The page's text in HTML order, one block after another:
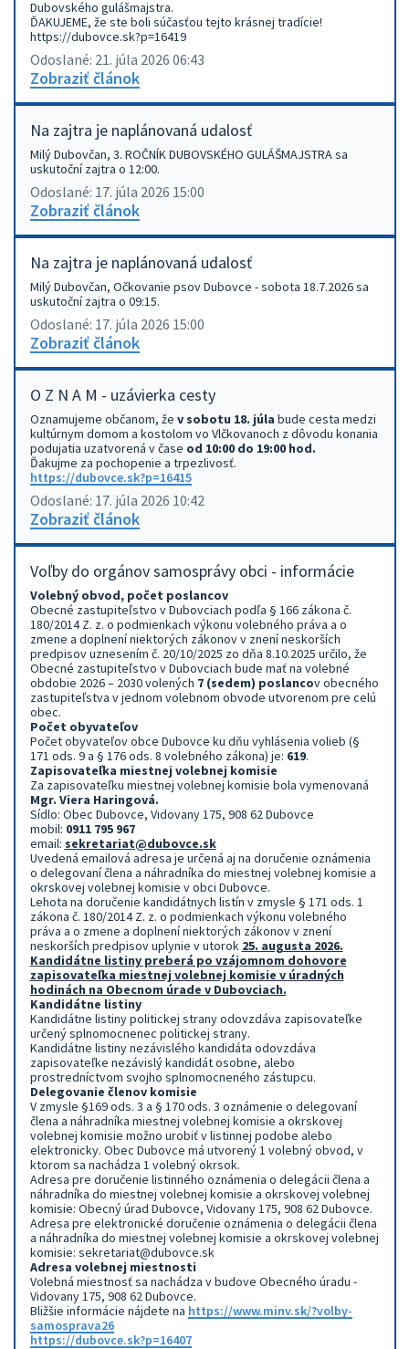
Dubovského gulášmajstra.
ĎAKUJEME, že ste boli súčasťou tejto krásnej tradície!
https://dubovce.sk?p=16419
Odoslané: 21. júla 2026 06:43
Zobraziť článok
Na zajtra je naplánovaná udalosť
Milý Dubovčan, 3. ROČNÍK DUBOVSKÉHO GULÁŠMAJSTRA sa
uskutoční zajtra o 12:00.
Odoslané: 17. júla 2026 15:00
Zobraziť článok
Na zajtra je naplánovaná udalosť
Milý Dubovčan, Očkovanie psov Dubovce - sobota 18.7.2026 sa
uskutoční zajtra o 09:15.
Odoslané: 17. júla 2026 15:00
Zobraziť článok
O Z N A M - uzávierka cesty
Oznamujeme občanom, že v sobotu 18. júla bude cesta medzi
kultúrnym domom a kostolom vo Vlčkovanoch z dôvodu konania
podujatia uzatvorená v čase od 10:00 do 19:00 hod.
Ďakujme za pochopenie a trpezlivosť.
https://dubovce.sk?p=16415
Odoslané: 17. júla 2026 10:42
Zobraziť článok
Voľby do orgánov samosprávy obci - informácie
Volebný obvod, počet poslancov
Obecné zastupiteľstvo v Dubovciach podľa § 166 zákona č.
180/2014 Z. z. o podmienkach výkonu volebného práva a o
zmene a doplnení niektorých zákonov v znení neskorších
predpisov uznesením č. 20/10/2025 zo dňa 8.10.2025 určilo, že
Obecné zastupiteľstvo v Dubovciach bude mať na volebné
obdobie 2026 – 2030 volených 7 (sedem) poslancov obecného
zastupiteľstva v jednom volebnom obvode utvorenom pre celú
obec.
Počet obyvateľov
Počet obyvateľov obce Dubovce ku dňu vyhlásenia volieb (§
171 ods. 9 a § 176 ods. 8 volebného zákona) je: 619.
Zapisovateľka miestnej volebnej komisie
Za zapisovateľku miestnej volebnej komisie bola vymenovaná
Mgr. Viera Haringová.
Sídlo: Obec Dubovce, Vidovany 175, 908 62 Dubovce
mobil: 0911 795 967
email: sekretariat@dubovce.sk
Uvedená emailová adresa je určená aj na doručenie oznámenia
o delegovaní člena a náhradníka do miestnej volebnej komisie a
okrskovej volebnej komisie v obci Dubovce.
Lehota na doručenie kandidátnych listín v zmysle § 171 ods. 1
zákona č. 180/2014 Z. z. o podmienkach výkonu volebného
práva a o zmene a doplnení niektorých zákonov v znení
neskorších predpisov uplynie v utorok 25. augusta 2026.
Kandidátne listiny preberá po vzájomnom dohovore
zapisovateľka miestnej volebnej komisie v úradných
hodinách na Obecnom úrade v Dubovciach.
Kandidátne listiny
Kandidátne listiny politickej strany odovzdáva zapisovateľke
určený splnomocnenec politickej strany.
Kandidátne listiny nezávislého kandidáta odovzdáva
zapisovateľke nezávislý kandidát osobne, alebo
prostredníctvom svojho splnomocneného zástupcu.
Delegovanie členov komisie
V zmysle §169 ods. 3 a § 170 ods. 3 oznámenie o delegovaní
člena a náhradníka miestnej volebnej komisie a okrskovej
volebnej komisie možno urobiť v listinnej podobe alebo
elektronicky. Obec Dubovce má utvorený 1 volebný obvod, v
ktorom sa nachádza 1 volebný okrsok.
Adresa pre doručenie listinného oznámenia o delegácii člena a
náhradníka do miestnej volebnej komisie a okrskovej volebnej
komisie: Obecný úrad Dubovce, Vidovany 175, 908 62 Dubovce.
Adresa pre elektronické doručenie oznámenia o delegácii člena
a náhradníka do miestnej volebnej komisie a okrskovej volebnej
komisie: sekretariat@dubovce.sk
Adresa volebnej miestnosti
Volebná miestnosť sa nachádza v budove Obecného úradu -
Vidovany 175, 908 62 Dubovce.
Bližšie informácie nájdete na https://www.minv.sk/?volby-
samosprava26
https://dubovce.sk?p=16407